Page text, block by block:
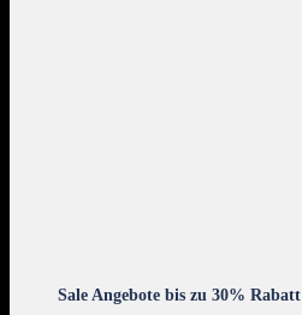
Sale Angebote bis zu 30% Rabatt